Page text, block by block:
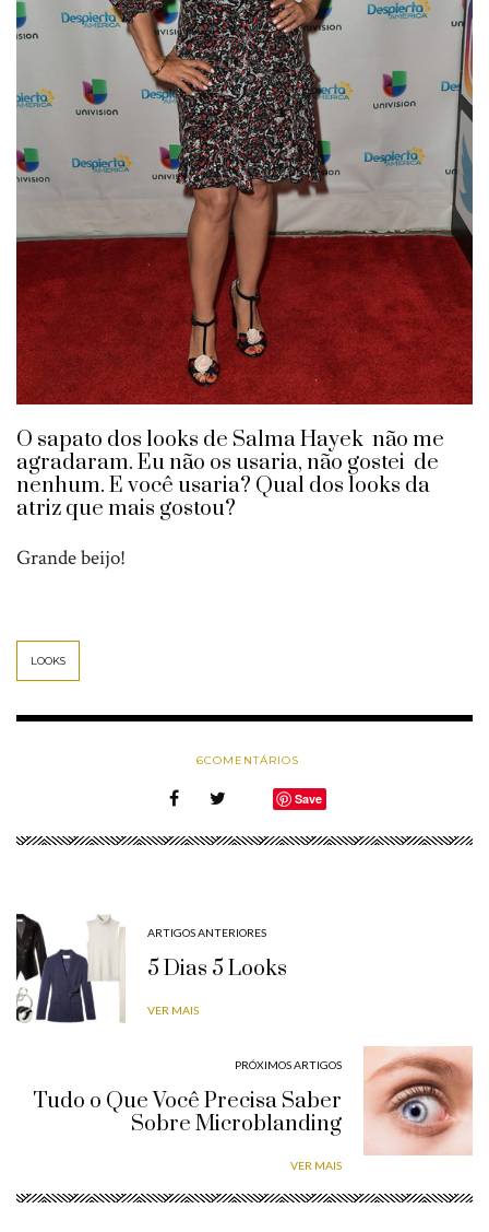
O sapato dos looks de Salma Hayek não me
agradaram. Eu não os usaria, não gostei de
nenhum. E você usaria? Qual dos looks da
atriz que mais gostou?
Grande beijo!
LOOKS
6COMENTÁRIOS
Save
ARTIGOS ANTERIORES
5 Dias 5 Looks
VER MAIS
PRÓXIMOS ARTIGOS
Tudo o Que Você Precisa Saber
Sobre Microblanding
VER MAIS